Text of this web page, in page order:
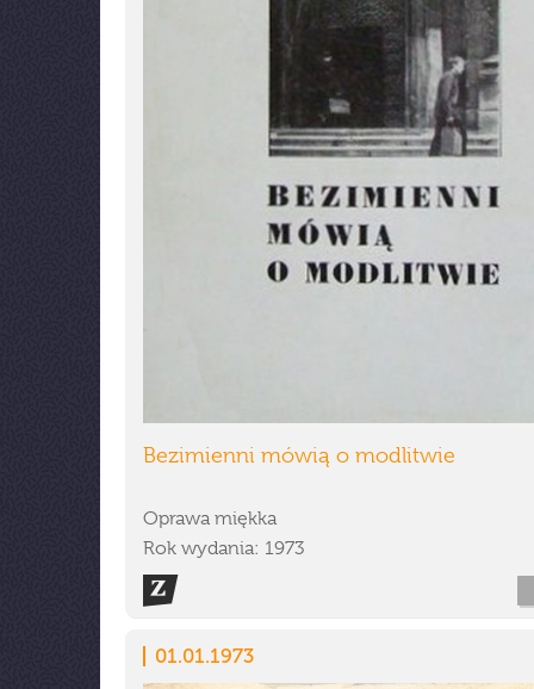
Bezimienni mówią o modlitwie
Oprawa miękka
Rok wydania: 1973
01.01.1973